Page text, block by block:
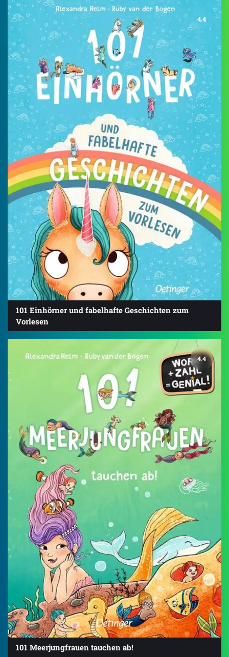
4.4
101 Einhörner und fabelhafte Geschichten zum
Vorlesen
4.4
101 Meerjungfrauen tauchen ab!